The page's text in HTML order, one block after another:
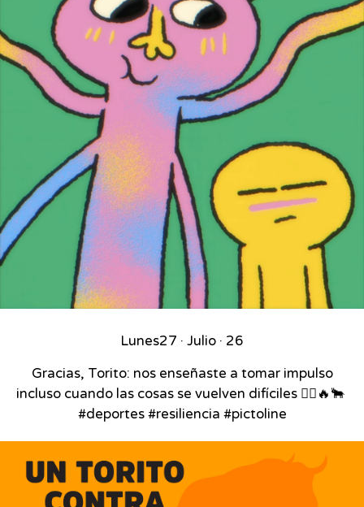
Lunes27 · Julio · 26
Gracias, Torito: nos enseñaste a tomar impulso
incluso cuando las cosas se vuelven difíciles 🚴‍♂️🔥🐂⁣ ⁣
#deportes #resiliencia #pictoline